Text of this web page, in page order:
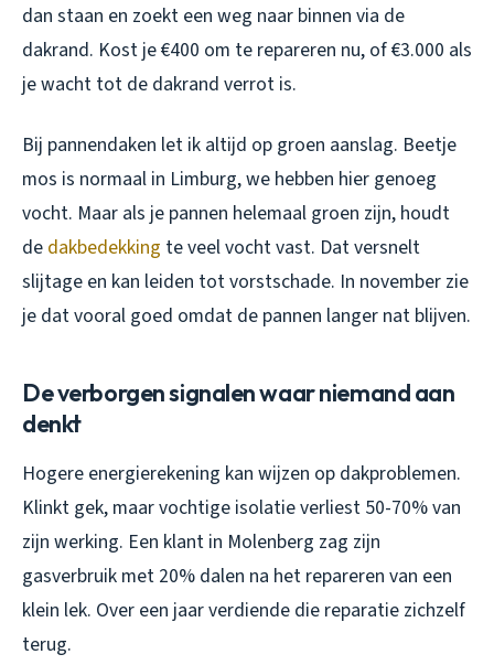
dan staan en zoekt een weg naar binnen via de
dakrand. Kost je €400 om te repareren nu, of €3.000 als
je wacht tot de dakrand verrot is.
Bij pannendaken let ik altijd op groen aanslag. Beetje
mos is normaal in Limburg, we hebben hier genoeg
vocht. Maar als je pannen helemaal groen zijn, houdt
de dakbedekking te veel vocht vast. Dat versnelt
slijtage en kan leiden tot vorstschade. In november zie
je dat vooral goed omdat de pannen langer nat blijven.
De verborgen signalen waar niemand aan
denkt
Hogere energierekening kan wijzen op dakproblemen.
Klinkt gek, maar vochtige isolatie verliest 50-70% van
zijn werking. Een klant in Molenberg zag zijn
gasverbruik met 20% dalen na het repareren van een
klein lek. Over een jaar verdiende die reparatie zichzelf
terug.